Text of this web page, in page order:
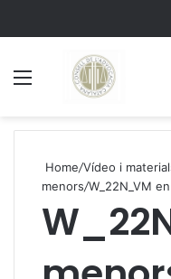
Home/Vídeo i
menors/W_22N_VM